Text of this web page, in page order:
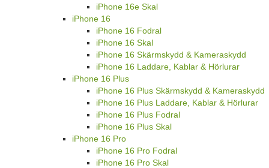
iPhone 16e Skal
iPhone 16
iPhone 16 Fodral
iPhone 16 Skal
iPhone 16 Skärmskydd & Kameraskydd
iPhone 16 Laddare, Kablar & Hörlurar
iPhone 16 Plus
iPhone 16 Plus Skärmskydd & Kameraskydd
iPhone 16 Plus Laddare, Kablar & Hörlurar
iPhone 16 Plus Fodral
iPhone 16 Plus Skal
iPhone 16 Pro
iPhone 16 Pro Fodral
iPhone 16 Pro Skal